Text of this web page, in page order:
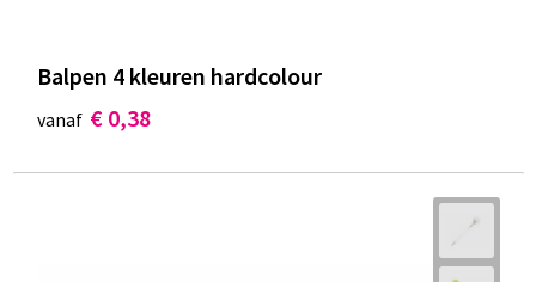
Balpen 4 kleuren hardcolour
vanaf € 0,38